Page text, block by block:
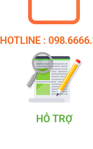
HOTLINE :
HỖ TRỢ